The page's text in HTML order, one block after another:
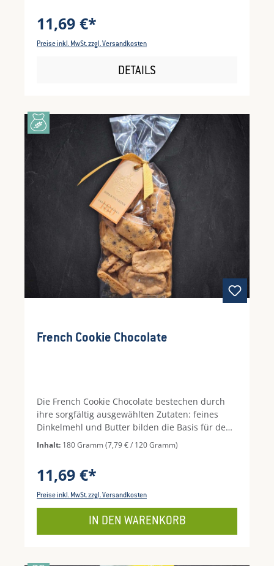
11,69 €*
Preise inkl. MwSt. zzgl. Versandkosten
DETAILS
French Cookie Chocolate
Die French Cookie Chocolate bestechen durch
ihre sorgfältig ausgewählten Zutaten: feines
Dinkelmehl und Butter bilden die Basis für den
zarten, buttrigen Teig. Veredelt mit
Madagaskar, entsteht ein vollmundiges Aroma,
das durch eine Prise Fleur de Sel aus der
Eiern und Rohrzucker gebacken, bieten diese
Inhalt: 180 Gramm(7,79 € / 120 Gramm)
11,69 €*
Preise inkl. MwSt. zzgl. Versandkosten
IN DEN WARENKORB